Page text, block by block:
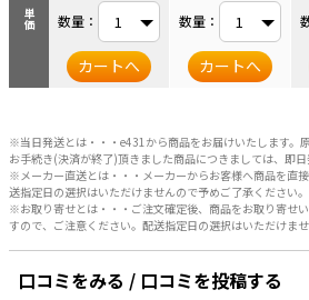
単価 数量：
カートへ
数量：
カートへ
※当日発送とは・・・e431から商品をお届けいたします。
お手続き(決済が終了)頂きました商品につきましては、即日
※メーカー直送とは・・・メーカーからお客様へ商品を直
送指定日の選択はいただけませんので予めご了承ください。
※お取り寄せとは・・・ご注文確定後、商品をお取り寄せ
すので、ご注意ください。配送指定日の選択はいただけま
口コミをみる / 口コミを投稿する